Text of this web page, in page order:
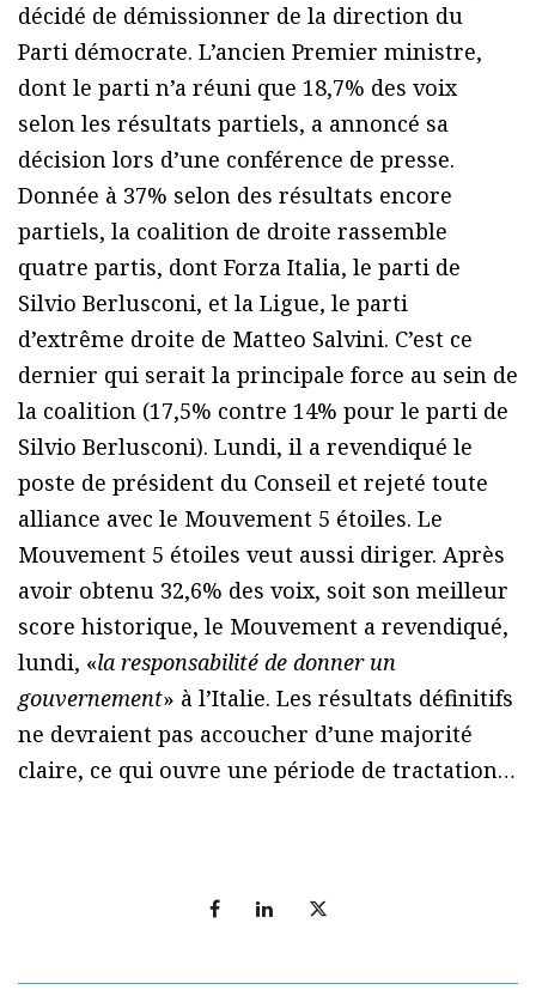
décidé de démissionner de la direction du
Parti démocrate. L’ancien Premier ministre,
dont le parti n’a réuni que 18,7% des voix
selon les résultats partiels, a annoncé sa
décision lors d’une conférence de presse.
Donnée à 37% selon des résultats encore
partiels, la coalition de droite rassemble
quatre partis, dont Forza Italia, le parti de
Silvio Berlusconi, et la Ligue, le parti
d’extrême droite de Matteo Salvini. C’est ce
dernier qui serait la principale force au sein de
la coalition (17,5% contre 14% pour le parti de
Silvio Berlusconi). Lundi, il a revendiqué le
poste de président du Conseil et rejeté toute
alliance avec le Mouvement 5 étoiles. Le
Mouvement 5 étoiles veut aussi diriger. Après
avoir obtenu 32,6% des voix, soit son meilleur
score historique, le Mouvement a revendiqué,
lundi, «la responsabilité de donner un
gouvernement» à l’Italie. Les résultats définitifs
ne devraient pas accoucher d’une majorité
claire, ce qui ouvre une période de tractation…